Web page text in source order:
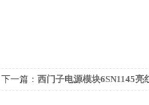
下一篇： 西门子电源模块6SN1145亮